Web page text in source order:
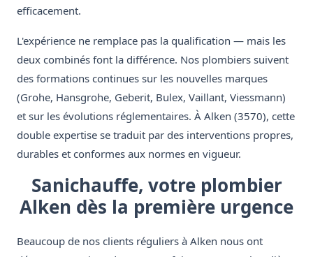
efficacement.
L'expérience ne remplace pas la qualification — mais les
deux combinés font la différence. Nos plombiers suivent
des formations continues sur les nouvelles marques
(Grohe, Hansgrohe, Geberit, Bulex, Vaillant, Viessmann)
et sur les évolutions réglementaires. À Alken (3570), cette
double expertise se traduit par des interventions propres,
durables et conformes aux normes en vigueur.
Sanichauffe, votre plombier
Alken dès la première urgence
Beaucoup de nos clients réguliers à Alken nous ont